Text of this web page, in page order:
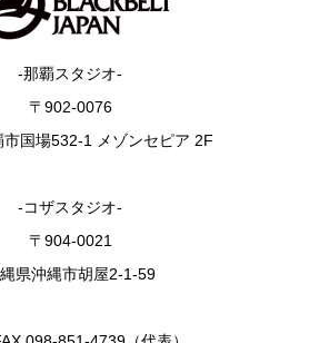
-那覇スタジオ-
〒902-0076
市国場532-1 メゾンセピア 2F
-コザスタジオ-
〒904-0021
県沖縄市胡屋2-1-59